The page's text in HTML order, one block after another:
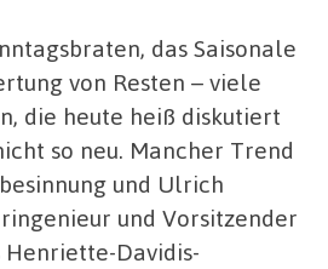
das Saisonale
von Resten – viele
die heute heiß diskutiert
so neu. Mancher Trend
und Ulrich
und Vorsitzender
Davidis-